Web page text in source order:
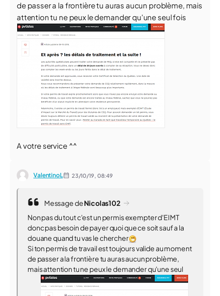
de passer a la frontière tu auras aucun problème, mais
attention tu ne peux le demander qu'une seul fois
A votre service ^^
ValentinoL 23/10/19, 08:49
Message deNicolas102
Non pas du tout c'est un permis exempter d'EIMT
donc pas besoin de payer quoi que ce soit sauf a la
douane quand tu vas le chercher
Si ton permis de travail est toujours valide au moment
de passer a la frontière tu auras aucun problème,
mais attention tu ne peux le demander qu'une seul